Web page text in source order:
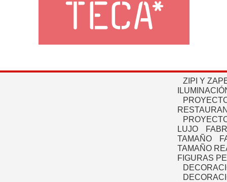
ZIPI Y
LUJO
TAMAÑO
TAMAÑO
FIGURAS